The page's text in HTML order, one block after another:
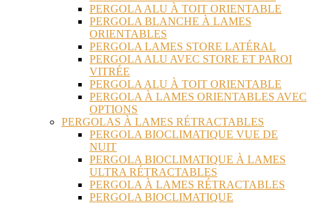
PERGOLA ALU À TOIT ORIENTABLE
PERGOLA BLANCHE À LAMES
ORIENTABLES
PERGOLA LAMES STORE LATÉRAL
PERGOLA ALU AVEC STORE ET PAROI
VITRÉE
PERGOLA ALU À TOIT ORIENTABLE
PERGOLA À LAMES ORIENTABLES AVEC
OPTIONS
PERGOLAS À LAMES RÉTRACTABLES
PERGOLA BIOCLIMATIQUE VUE DE
NUIT
PERGOLA BIOCLIMATIQUE À LAMES
ULTRA RÉTRACTABLES
PERGOLA À LAMES RÉTRACTABLES
PERGOLA BIOCLIMATIQUE